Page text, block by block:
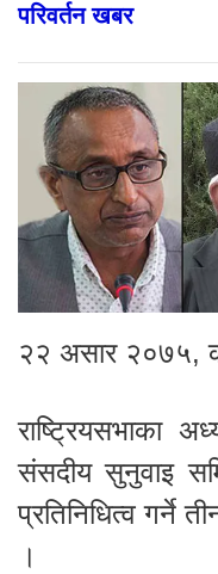
परिवर्तन खबर
२२ असार २०७५,
राष्ट्रियसभाका
संसदीय सुनुवाइ
प्रतिनिधित्व गर्ने
।